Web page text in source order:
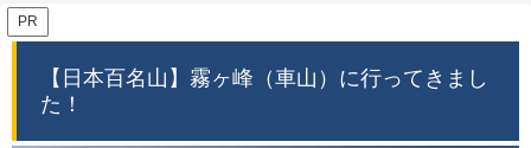
PR
【日本百名山】霧ヶ峰（車山）に行ってきまし
た！